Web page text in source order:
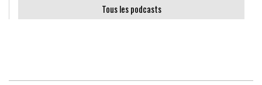
Tous les podcasts